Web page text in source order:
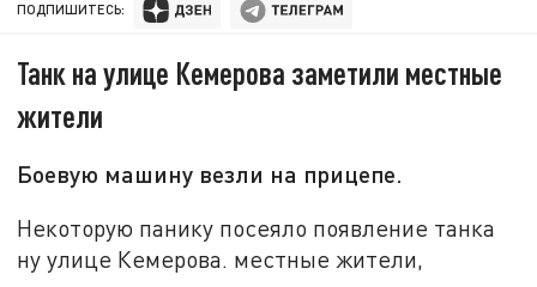
ПОДПИШИТЕСЬ:
Танк на улице Кемерова заметили местные
жители
Боевую машину везли на прицепе.
Некоторую панику посеяло появление танка
ну улице Кемерова. местные жители,